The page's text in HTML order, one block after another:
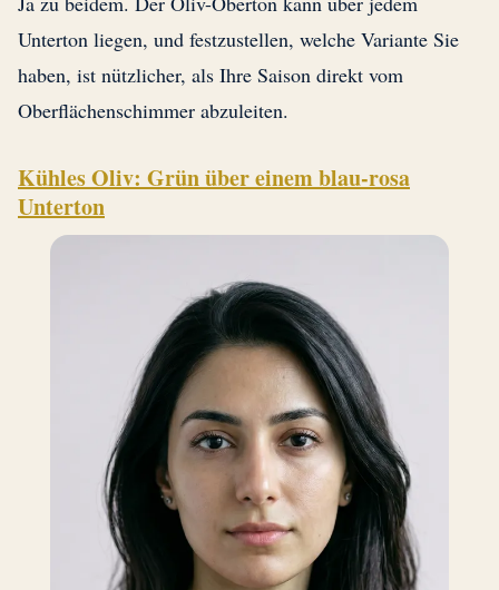
Unterton liegen, und festzustellen, welche Variante Sie
haben, ist nützlicher, als Ihre Saison direkt vom
Oberflächenschimmer abzuleiten.
Kühles Oliv: Grün über einem blau-rosa
Unterton